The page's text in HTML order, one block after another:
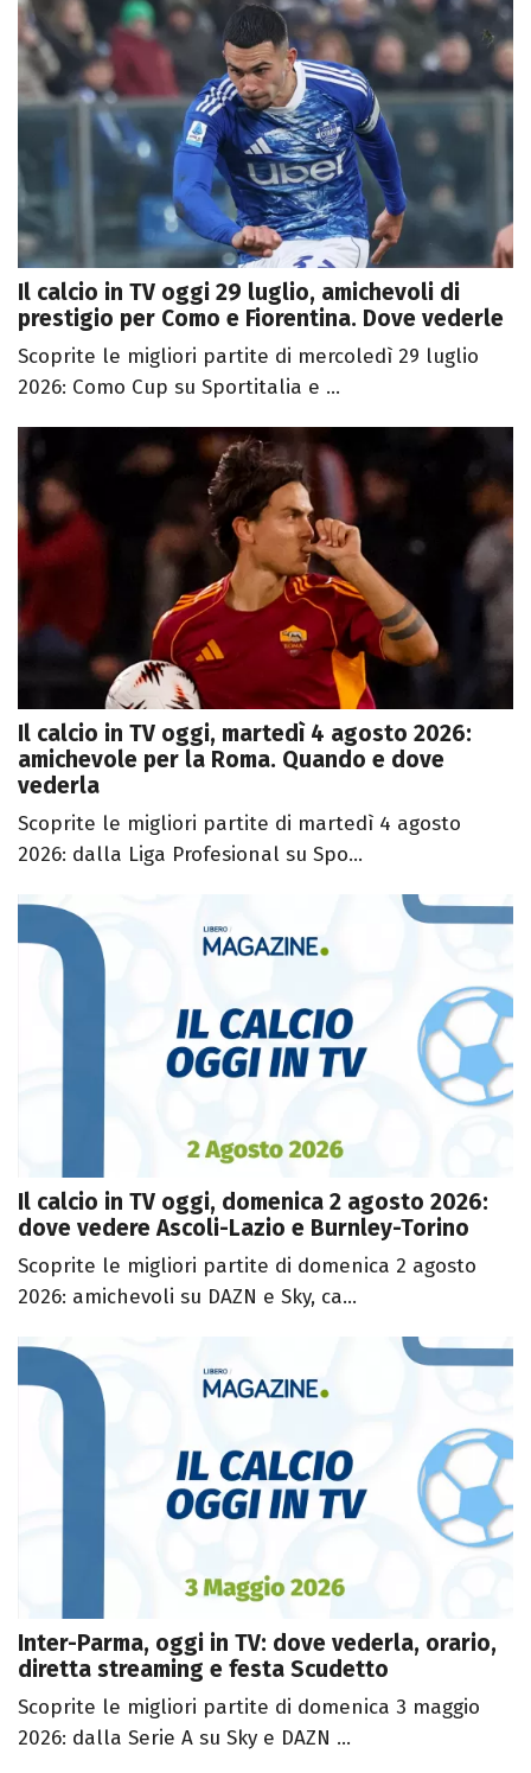
Il calcio in TV oggi 29 luglio, amichevoli di
prestigio per Como e Fiorentina. Dove vederle
Scoprite le migliori partite di mercoledì 29 luglio
2026: Como Cup su Sportitalia e ...
Il calcio in TV oggi, martedì 4 agosto 2026:
amichevole per la Roma. Quando e dove
vederla
Scoprite le migliori partite di martedì 4 agosto
2026: dalla Liga Profesional su Spo...
Il calcio in TV oggi, domenica 2 agosto 2026:
dove vedere Ascoli-Lazio e Burnley-Torino
Scoprite le migliori partite di domenica 2 agosto
2026: amichevoli su DAZN e Sky, ca...
Inter-Parma, oggi in TV: dove vederla, orario,
diretta streaming e festa Scudetto
Scoprite le migliori partite di domenica 3 maggio
2026: dalla Serie A su Sky e DAZN ...